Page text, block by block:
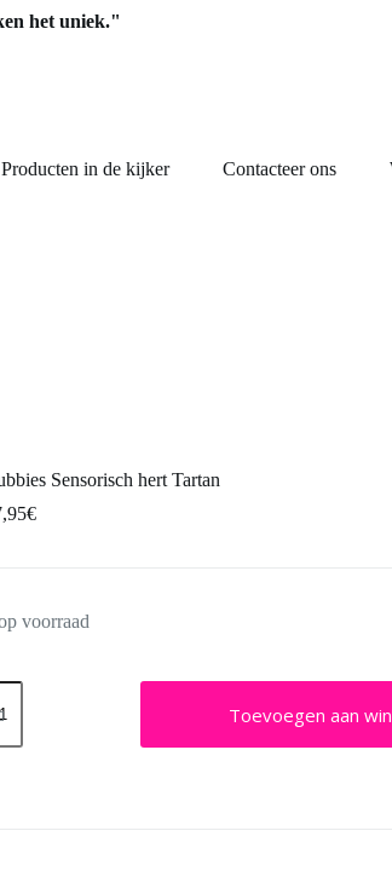
het uniek."
Producten in de kijker Contacteer ons
Sensorisch hert Tartan
€
voorraad
Toevoegen aan